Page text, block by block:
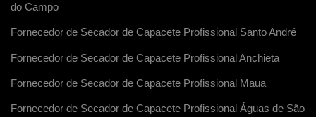
do Campo
Fornecedor de Secador de Capacete Profissional Santo André
Fornecedor de Secador de Capacete Profissional Anchieta
Fornecedor de Secador de Capacete Profissional Maua
Fornecedor de Secador de Capacete Profissional Águas de São